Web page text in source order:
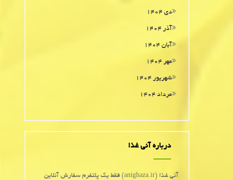
دی ۱۴۰۴
آذر ۱۴۰۴
آبان ۱۴۰۴
مهر ۱۴۰۴
شهریور ۱۴۰۴
مرداد ۱۴۰۴
درباره آنی غذا
آنی غذا (anighaza.ir) فقط یک پلتفرم سفارش آنلاین